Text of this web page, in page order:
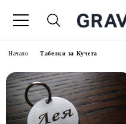
Начало Табелки за Кучета